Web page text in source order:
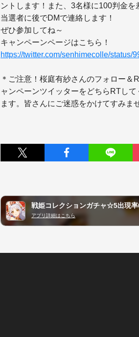
ントします！また、3名様に100判金を
当選者に後でDMで連絡します！
ぜひ参加してね～
https://twitter.com/senhimecolle/status/
＊ご注意！桜庭有紗さんのフォロー＆
ャンペーンツイッターをどちらRTして
ます。皆さんにご迷惑をかけてすみま
戦姫コレクションガチャ☆5出現
アプリ詳細はこちら